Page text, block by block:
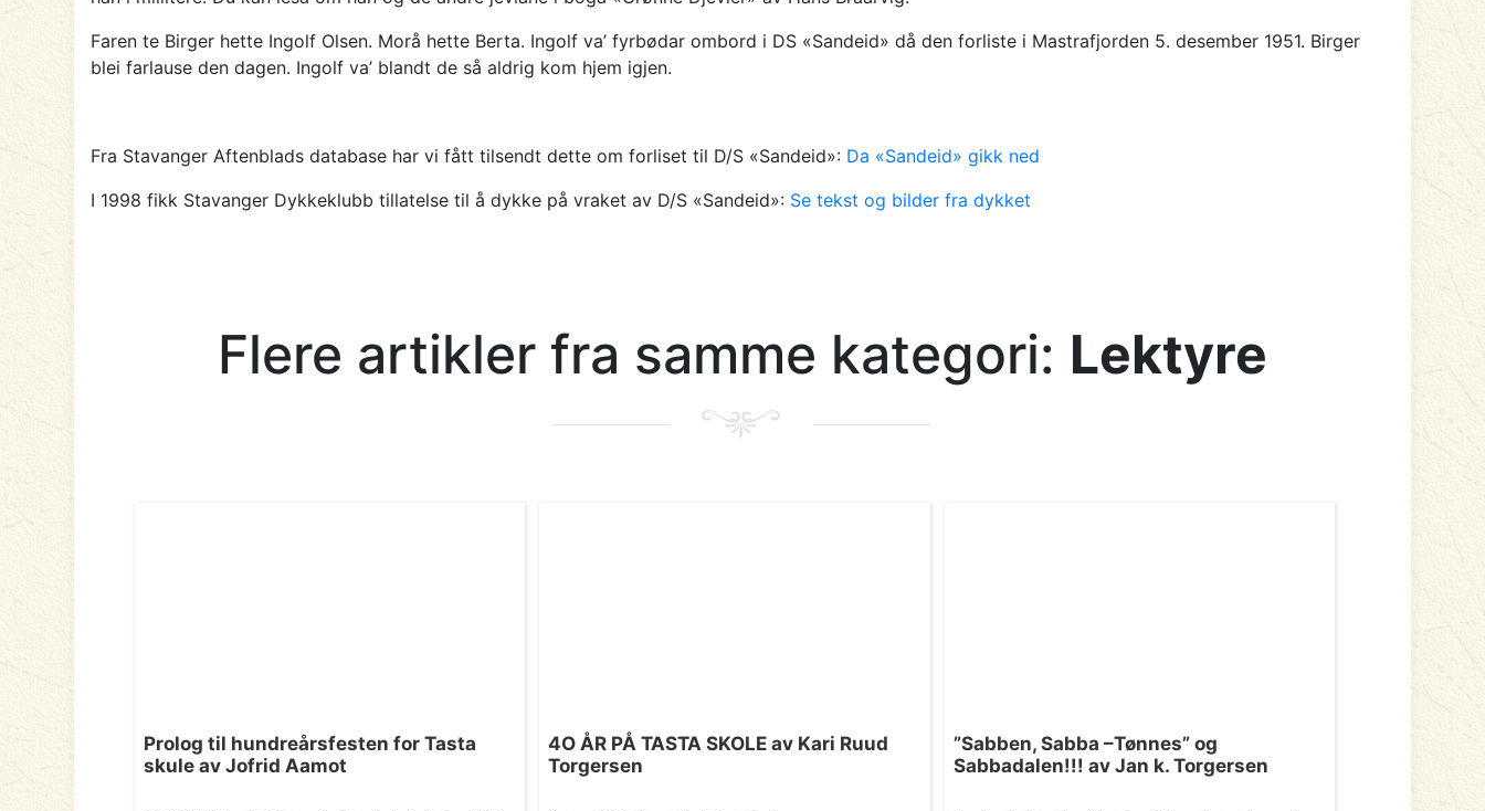
Faren te Birger hette Ingolf Olsen. Morå hette Berta. Ingolf va’ fyrbødar ombord i DS «Sandeid» då den forliste i Mastrafjorden 5. desember 1951. Birger
blei farlause den dagen. Ingolf va’ blandt de så aldrig kom hjem igjen.
Fra Stavanger Aftenblads database har vi fått tilsendt dette om forliset til D/S «Sandeid»: Da «Sandeid» gikk ned
I 1998 fikk Stavanger Dykkeklubb tillatelse til å dykke på vraket av D/S «Sandeid»: Se tekst og bilder fra dykket
Flere artikler fra samme kategori: Lektyre
Prolog til hundreårsfesten for Tasta
skule av Jofrid Aamot
4O ÅR PÅ TASTA SKOLE av Kari Ruud
Torgersen
”Sabben, Sabba –Tønnes” og
Sabbadalen!!! av Jan k. Torgersen